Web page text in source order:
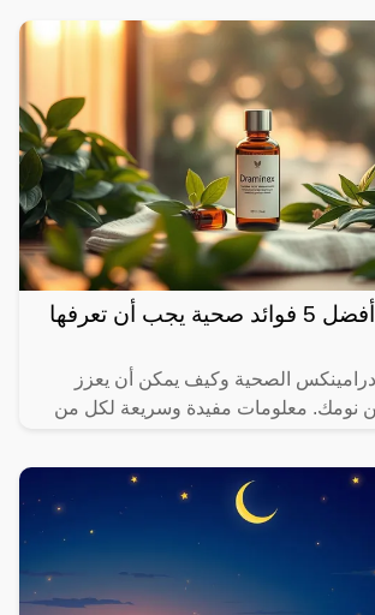
درامينكس: أفضل 5 فوائد صحية يجب أن تعرفها
الصحية وكيف يمكن أن يعزز
نومك. معلومات مفيدة وسريعة لكل من